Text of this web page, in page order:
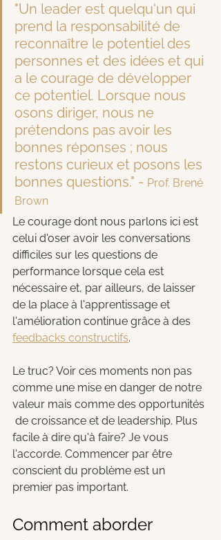
"Un leader est quelqu'un qui
prend la responsabilité de
reconnaître le potentiel des
personnes et des idées et qui
a le courage de développer
ce potentiel. Lorsque nous
osons diriger, nous ne
prétendons pas avoir les
bonnes réponses ; nous
restons curieux et posons les
bonnes questions." - Prof. Brené
Brown
Le courage dont nous parlons ici est
celui d'oser avoir les conversations
difficiles sur les questions de
performance lorsque cela est
nécessaire et, par ailleurs, de laisser
de la place à l'apprentissage et
l'amélioration continue grâce à des
feedbacks constructifs.
Le truc? Voir ces moments non pas
comme une mise en danger de notre
valeur mais comme des opportunités
de croissance et de leadership. Plus
facile à dire qu'à faire? Je vous
l'accorde. Commencer par être
conscient du problème est un
premier pas important.
Comment aborder